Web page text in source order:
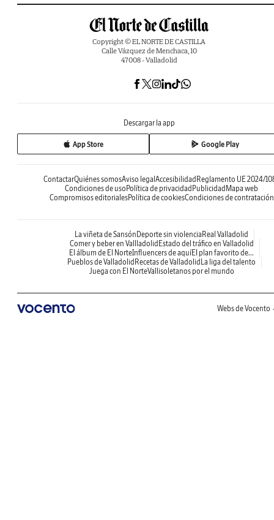
Copyright © EL NORTE DE CASTILLA
Calle Vázquez de Menchaca, 10
47008 - Valladolid
Descargar la app
App Store Google Play
ContactarQuiénes somosAviso legal Accesibilidad Reglamento UE 2024/
Condiciones de uso Política de privacidad Publicidad Mapa web
Compromisos editorialesPolítica de cookiesCondiciones de contratación
La viñeta de Sansón Deporte sin violencia Real Valladolid
Comer y beber en Vallladolid Estado del tráfico en Valladolid
El álbum de El NorteInfluencers de aquíEl plan favorito de...
Pueblos de Valladolid Recetas de Valladolid La liga del talento
Juega con El NorteVallisoletanos por el mundo
Webs de Vocento